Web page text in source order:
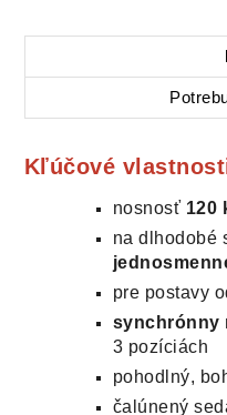
Kľúčové
nosnosť 120
na dlhodobé
pre postavy
synchrónny
3 pozíciách
pohodlný,
čalúnený